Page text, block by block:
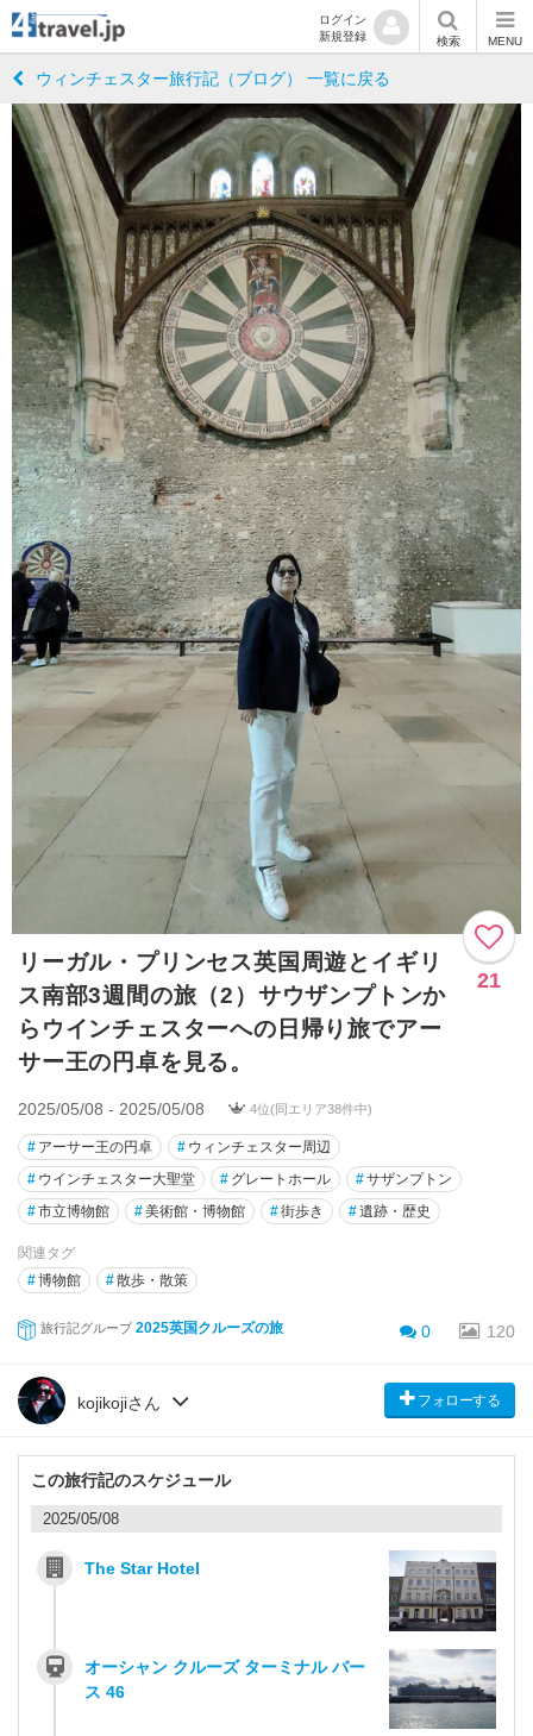
ログイン
新規登録
検索 MENU
ウィンチェスター旅行記（ブログ） 一覧に戻る
リーガル・プリンセス英国周遊とイギリ
ス南部3週間の旅（2）サウザンプトンか
らウインチェスターへの日帰り旅でアー
サー王の円卓を見る。
21
2025/05/08 - 2025/05/08 4位(同エリア38件中)
# アーサー王の円卓 # ウィンチェスター周辺
# ウインチェスター大聖堂 # グレートホール #サザンプトン
#市立博物館 #美術館・博物館 #街歩き #遺跡・歴史
関連タグ
#博物館 #散歩・散策
旅行記グループ 2025英国クルーズの旅 0 120
kojikojiさん フォローする
この旅行記のスケジュール
2025/05/08
The Star Hotel
オーシャン クルーズ ターミナル バー
ス 46